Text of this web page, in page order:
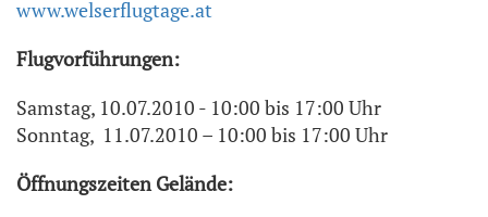
www.welserflugtage.at
Flugvorführungen:
Samstag, 10.07.2010 - 10:00 bis 17:00 Uhr
Sonntag, 11.07.2010 – 10:00 bis 17:00 Uhr
Öffnungszeiten Gelände: